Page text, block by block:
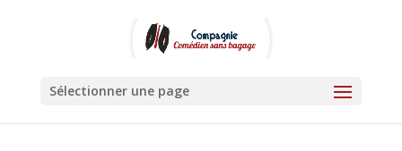
Sélectionner une page